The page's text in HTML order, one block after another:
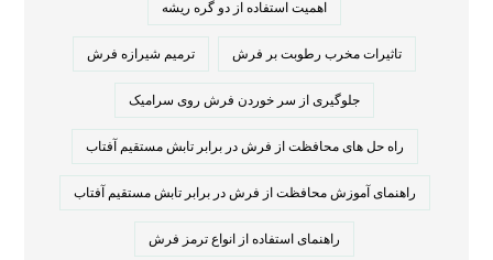
اهمیت استفاده از دو گره ریشه
تاثیرات مخرب رطوبت بر فرش ترمیم شیرازه فرش
جلوگیری از سر خوردن فرش روی سرامیک
راه حل های محافظت از فرش در برابر تابش مستقیم آفتاب
راهنمای آموزش محافظت از فرش در برابر تابش مستقیم آفتاب
راهنمای استفاده از انواع ترمز فرش